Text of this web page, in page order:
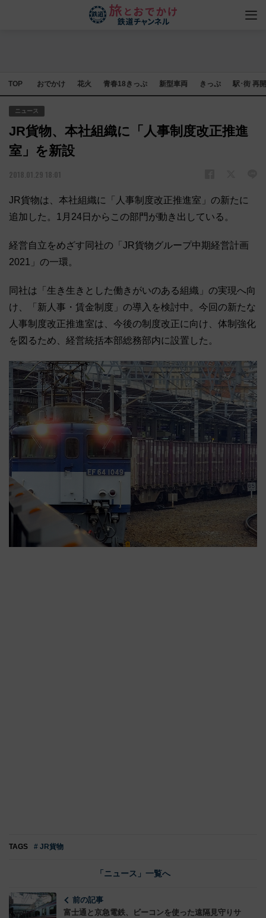
TOP おでかけ 花火 青春18きっぷ 新型車両 きっぷ 駅･街 再
ニュース
JR貨物、本社組織に「人事制度改正推進
室」を新設
2018.01.29 18:01
JR貨物は、本社組織に「人事制度改正推進室」の新たに
追加した。1月24日からこの部門が動き出している。
経営自立をめざす同社の「JR貨物グループ中期経営計画
2021」の一環。
同社は「生き生きとした働きがいのある組織」の実現へ向
け、「新人事・賃金制度」の導入を検討中。今回の新たな
人事制度改正推進室は、今後の制度改正に向け、体制強化
を図るため、経営統括本部総務部内に設置した。
TAGS # JR貨物
「ニュース」一覧へ
前の記事
富士通と京急電鉄、ビーコンを使った遠隔見守りサ